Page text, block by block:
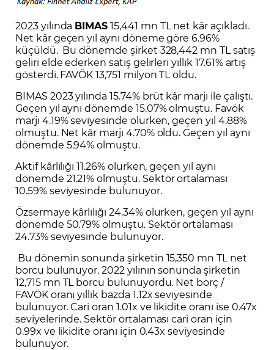
2023 yılında BIMAS15,441 mn TL net kâr açıkladı.
Net kâr geçen yıl aynı döneme göre 6.96%
küçüldü. Bu dönemde şirket 328,442 mn TL satış
geliri elde ederken satış gelirleri yıllık 17.61% artış
gösterdi. FAVÖK 13,751 milyon TL oldu.
BIMAS 2023 yılında 15.74% brüt kâr marjı ile çalıştı.
Geçen yıl aynı dönemde 15.07% olmuştu. Favök
marjı 4.19% seviyesinde olurken, geçen yıl 4.88%
olmuştu. Net kâr marjı 4.70% oldu. Geçen yıl aynı
dönemde 5.94% olmuştu.
Aktif kârlılığı 11.26% olurken, geçen yıl aynı
dönemde 21.21% olmuştu. Sektör ortalaması
10.59% seviyesinde bulunuyor.
Özsermaye kârlılığı 24.34% olurken, geçen yıl aynı
dönemde 50.79% olmuştu. Sektör ortalaması
24.73% seviyesinde bulunuyor.
Bu dönemin sonunda şirketin 15,350 mn TL net
borcu bulunuyor. 2022 yılının sonunda şirketin
12,715 mn TL borcu bulunuyordu. Net borç /
FAVÖK oranı yıllık bazda 1.12x seviyesinde
bulunuyor. Cari oran 1.01x ve likidite oranı ise 0.47x
seviyelerinde. Sektör ortalaması cari oran için
0.99x ve likidite oranı için 0.43x seviyesinde
bulunuyor.